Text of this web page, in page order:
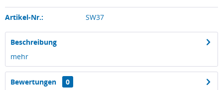
Artikel-Nr.: SW37
Beschreibung
mehr
Bewertungen
0